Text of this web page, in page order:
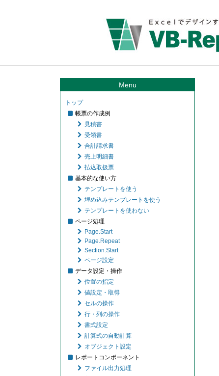
Menu
トップ
帳票の作成例
見積書
受領書
合計請求書
売上明細書
払込取扱票
基本的な使い方
テンプレートを使う
埋め込みテンプレートを使う
テンプレートを使わない
ページ処理
Page.Start
Page.Repeat
Section.Start
ページ設定
データ設定・操作
位置の指定
値設定・取得
セルの操作
行・列の操作
書式設定
計算式の自動計算
オブジェクト設定
レポートコンポーネント
ファイル出力処理